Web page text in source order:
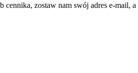
cennika, zostaw nam swój adres e-mail,